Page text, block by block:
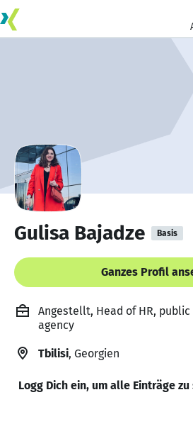
Gulisa Bajadze Basis
Ganzes Profil
Angestellt, Head of HR,
agency
Tbilisi, Georgien
Logg Dich ein, um alle Einträge zu